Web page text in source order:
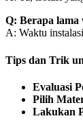
Q: Berapa lama
A: Waktu
Tips dan Trik
Evaluasi
Pilih
Lakukan